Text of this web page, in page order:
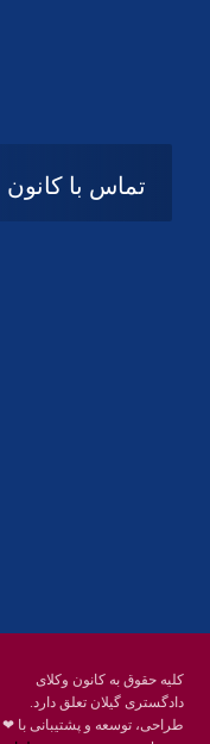
تماس با کانون
کلیه حقوق به کانون وکلای
دادگستری گیلان تعلق دارد.
طراحی، توسعه و پشتیبانی با ❤